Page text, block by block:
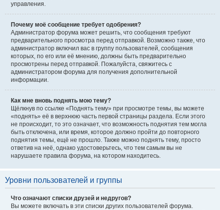
управления.
Почему моё сообщение требует одобрения?
Администратор форума может решить, что сообщения требуют
предварительного просмотра перед отправкой. Возможно также, что
администратор включил вас в группу пользователей, сообщения
которых, по его или её мнению, должны быть предварительно
просмотрены перед отправкой. Пожалуйста, свяжитесь с
администратором форума для получения дополнительной
информации.
Как мне вновь поднять мою тему?
Щёлкнув по ссылке «Поднять тему» при просмотре темы, вы можете
«поднять» её в верхнюю часть первой страницы раздела. Если этого
не происходит, то это означает, что возможность поднятия тем могла
быть отключена, или время, которое должно пройти до повторного
поднятия темы, ещё не прошло. Также можно поднять тему, просто
ответив на неё, однако удостоверьтесь, что тем самым вы не
нарушаете правила форума, на котором находитесь.
Уровни пользователей и группы
Что означают списки друзей и недругов?
Вы можете включать в эти списки других пользователей форума.